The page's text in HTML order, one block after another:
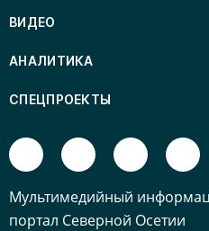
ВИДЕО
АНАЛИТИКА
СПЕЦПРОЕКТЫ
Mультимедийный
портал Северной Осетии